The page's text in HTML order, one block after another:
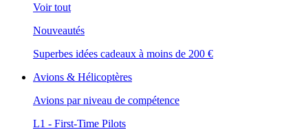
Voir tout
Nouveautés
Superbes idées cadeaux à moins de 200 €
Avions & Hélicoptères
Avions par niveau de compétence
L1 - First-Time Pilots